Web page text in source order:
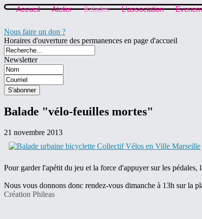
Accueil Atelier Balades L'association
Nous faire un don ?
Horaires d'ouverture des permanences en page d'accueil
Newsletter
Balade "vélo-feuilles mortes"
21 novembre 2013
Pour garder l'apétit du jeu et la force d'appuyer sur les
Nous vous donnons donc rendez-vous dimanche à 13h sur la
Création Phileas